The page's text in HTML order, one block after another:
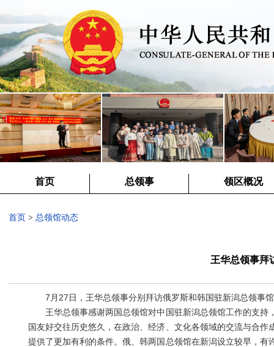
首页 总领事 领区概况
首页 > 总领馆动态
王华总领事拜
7月27日，王华总领事分别拜访俄罗斯和韩国驻新潟总领事馆
王华总领事感谢两国总领馆对中国驻新潟总领馆工作的支持
国友好交往历史悠久，在政治、经济、文化各领域的交流与合
提供了更加有利的条件。俄、韩两国总领馆在新潟设立较早，